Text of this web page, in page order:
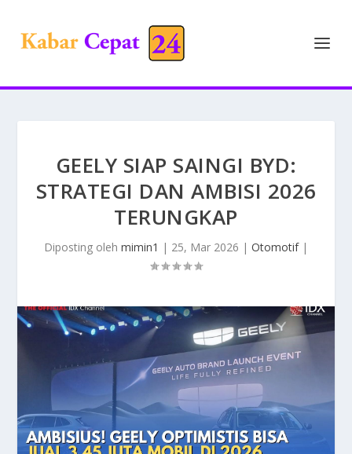
GEELY SIAP SAINGI BYD:
STRATEGI DAN AMBISI 2026
TERUNGKAP
Diposting oleh mimin1 | 25, Mar 2026 | Otomotif|